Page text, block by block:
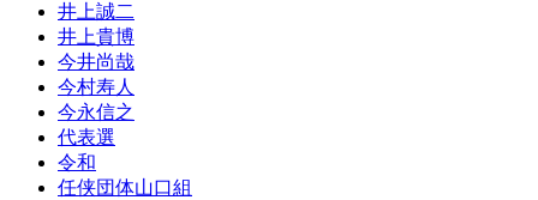
井上誠二
井上貴博
今井尚哉
今村寿人
今永信之
代表選
令和
任侠団体山口組